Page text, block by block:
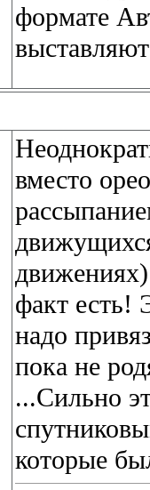
формате
вместо
факт есть!
надо
пока не
...Сильно
которые